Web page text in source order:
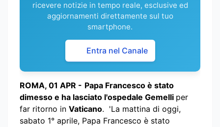
ricevere notizie in tempo reale, esclusive ed
aggiornamenti direttamente sul tuo
smartphone.
Entra nel Canale
ROMA, 01 APR - Papa Francesco è stato
dimesso e ha lasciato l'ospedale Gemelli per
far ritorno in Vaticano. 'La mattina di oggi,
sabato 1° aprile, Papa Francesco è stato